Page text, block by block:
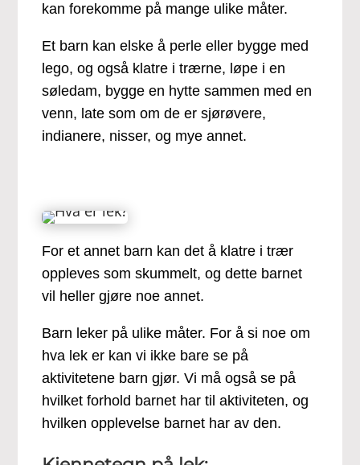
kan forekomme på mange ulike måter.
Et barn kan elske å perle eller bygge med
lego, og også klatre i trærne, løpe i en
søledam, bygge en hytte sammen med en
venn, late som om de er sjørøvere,
indianere, nisser, og mye annet.
For et annet barn kan det å klatre i trær
oppleves som skummelt, og dette barnet
vil heller gjøre noe annet.
Barn leker på ulike måter. For å si noe om
hva lek er kan vi ikke bare se på
aktivitetene barn gjør. Vi må også se på
hvilket forhold barnet har til aktiviteten, og
hvilken opplevelse barnet har av den.